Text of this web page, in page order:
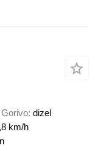
Gorivo dizel
km/h